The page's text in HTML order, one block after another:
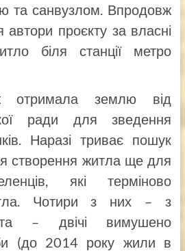
та санвузлом. Впродовж
автори проєкту за власні
біля станції метро
отримала землю від
ради для зведення
Наразі триває пошук
створення житла ще для
які терміново
Чотири з них – з
– двічі вимушено
(до 2014 року жили в